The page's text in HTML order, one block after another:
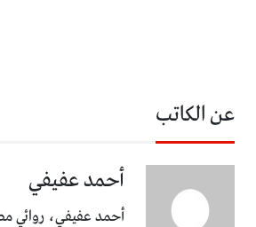
عن الكاتب
أحمد عفيفي
أحمد عفيفي، روائي